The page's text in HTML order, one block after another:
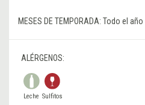
MESES DE TEMPORADA: Todo el año
ALÉRGENOS:
Leche Sulfitos